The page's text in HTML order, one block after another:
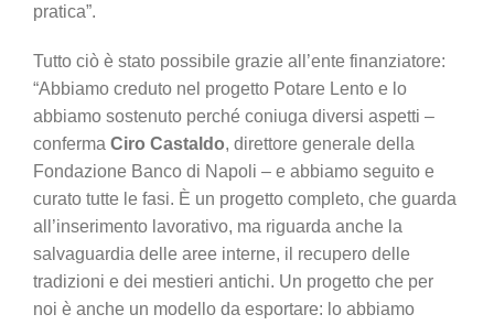
pratica”.
Tutto ciò è stato possibile grazie all’ente finanziatore:
“Abbiamo creduto nel progetto Potare Lento e lo
abbiamo sostenuto perché coniuga diversi aspetti –
conferma Ciro Castaldo, direttore generale della
Fondazione Banco di Napoli – e abbiamo seguito e
curato tutte le fasi. È un progetto completo, che guarda
all’inserimento lavorativo, ma riguarda anche la
salvaguardia delle aree interne, il recupero delle
tradizioni e dei mestieri antichi. Un progetto che per
noi è anche un modello da esportare: lo abbiamo